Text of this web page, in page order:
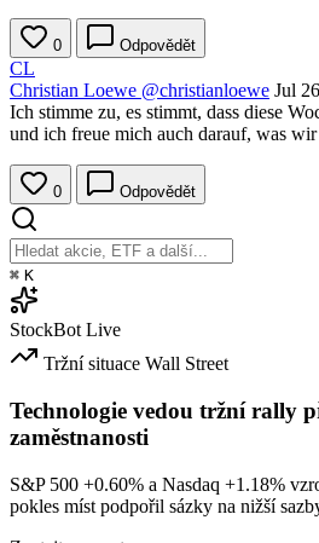
0 Odpovědět
CL
Christian Loewe @christianloewe Jul 26
Ich stimme zu, es stimmt, dass diese
und ich freue mich auch darauf, was
0 Odpovědět
⌘ K
StockBot Live
Tržní situace Wall Street
Technologie vedou tržní rally
zaměstnanosti
S&P 500 +0.60% a Nasdaq +1.18%
pokles míst podpořil sázky na nižší